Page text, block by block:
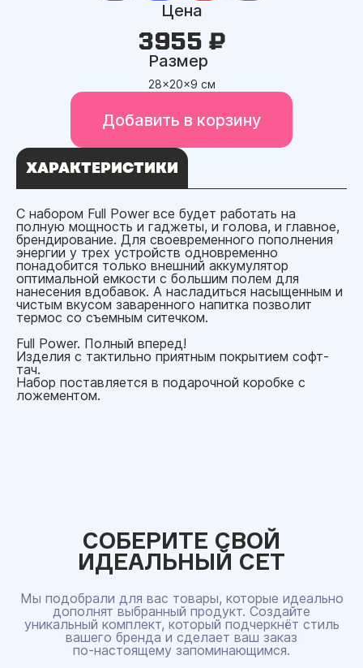
Цена
3955 ₽
Размер
28x20x9 см
Добавить в корзину
ХАРАКТЕРИСТИКИ
С набором Full Power все будет работать на
полную мощность и гаджеты, и голова, и главное,
брендирование. Для своевременного пополнения
энергии у трех устройств одновременно
понадобится только внешний аккумулятор
оптимальной емкости с большим полем для
нанесения вдобавок. А насладиться насыщенным и
чистым вкусом заваренного напитка позволит
термос со съемным ситечком.
Full Power. Полный вперед!
Изделия с тактильно приятным покрытием софт-
тач.
Набор поставляется в подарочной коробке с
ложементом.
СОБЕРИТЕ СВОЙ
ИДЕАЛЬНЫЙ СЕТ
Мы подобрали для вас товары, которые идеально
дополнят выбранный продукт. Создайте
уникальный комплект, который подчеркнёт стиль
вашего бренда и сделает ваш заказ
по‑настоящему запоминающимся.